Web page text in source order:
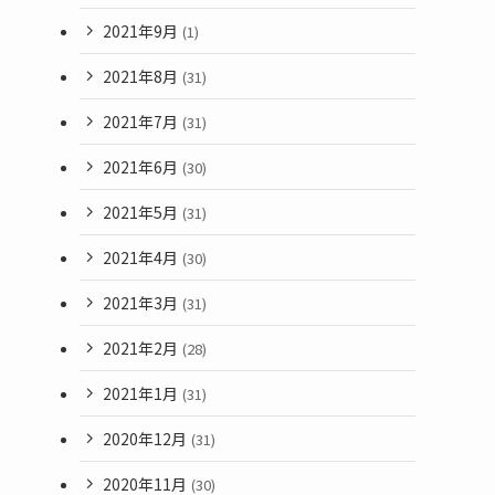
2021年9月 (1)
2021年8月 (31)
2021年7月 (31)
2021年6月 (30)
2021年5月 (31)
2021年4月 (30)
2021年3月 (31)
2021年2月 (28)
2021年1月 (31)
2020年12月 (31)
2020年11月 (30)